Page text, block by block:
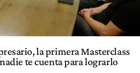
la primera Masterclass
te cuenta para lograrlo